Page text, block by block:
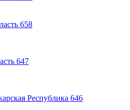
658
647
Республика 646